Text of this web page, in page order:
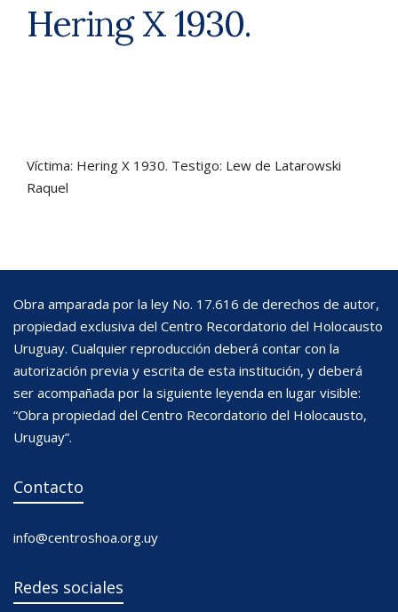
Hering X 1930.
Víctima: Hering X 1930. Testigo: Lew de Latarowski
Raquel
Obra amparada por la ley No. 17.616 de derechos de autor,
propiedad exclusiva del Centro Recordatorio del Holocausto
Uruguay. Cualquier reproducción deberá contar con la
autorización previa y escrita de esta institución, y deberá
ser acompañada por la siguiente leyenda en lugar visible:
“Obra propiedad del Centro Recordatorio del Holocausto,
Uruguay”.
Contacto
info@centroshoa.org.uy
Redes sociales